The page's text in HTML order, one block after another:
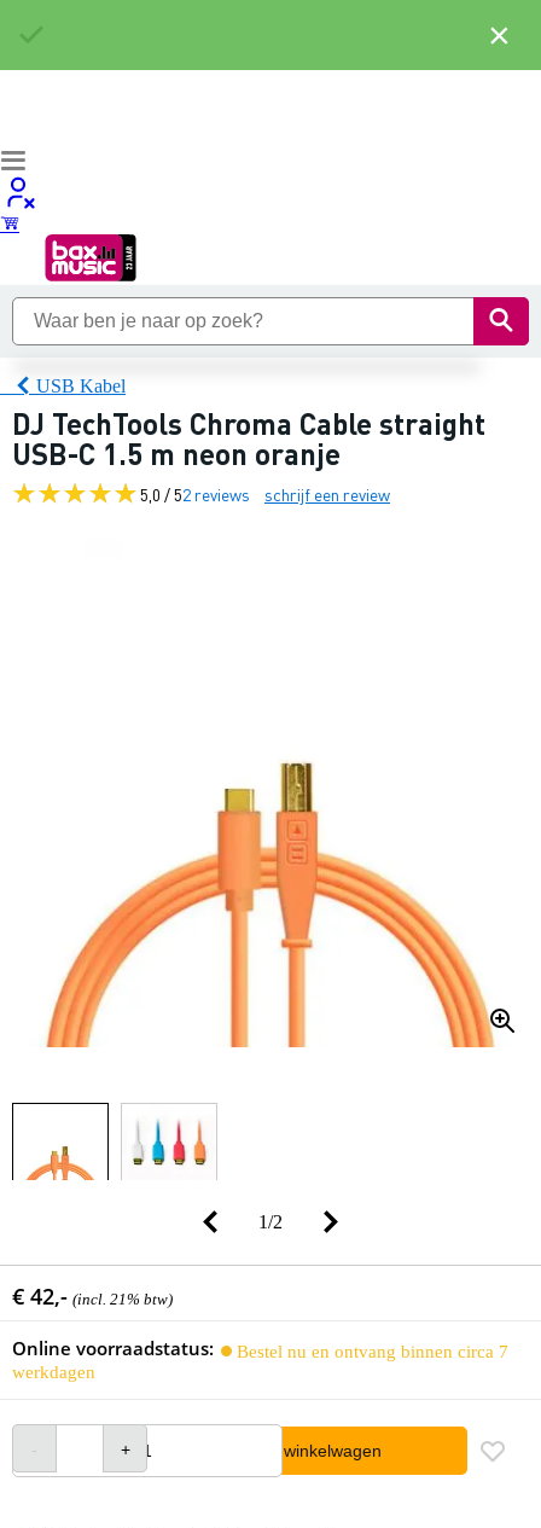
USB Kabel
DJ TechTools Chroma Cable straight
USB-C 1.5 m neon oranje
5,0 / 52 reviews schrijf een review
1/2
€ 42,- (incl. 21% btw)
Online voorraadstatus:
Bestel nu en ontvang binnen circa 7
werkdagen
In winkelwagen
×